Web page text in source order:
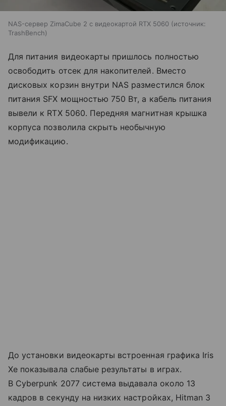
NAS-сервер ZimaCube 2 с видеокартой RTX 5060
источник:
TrashBench
Для питания видеокарты пришлось полностью
освободить отсек для накопителей. Вместо
дисковых корзин внутри NAS разместился блок
питания SFX мощностью 750 Вт, а кабель питания
вывели к RTX 5060. Передняя магнитная крышка
корпуса позволила скрыть необычную
модификацию.
До установки видеокарты встроенная графика Iris
Xe показывала слабые результаты в играх.
В Cyberpunk 2077 система выдавала около 13
кадров в секунду на низких настройках, Hitman 3